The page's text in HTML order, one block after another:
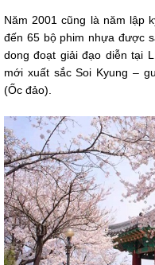
Năm 2001 cũng là năm lập
đến 65 bộ phim nhựa được
dong đoạt giải đạo diễn tại
mới xuất sắc Soi Kyung –
(Ốc đảo).